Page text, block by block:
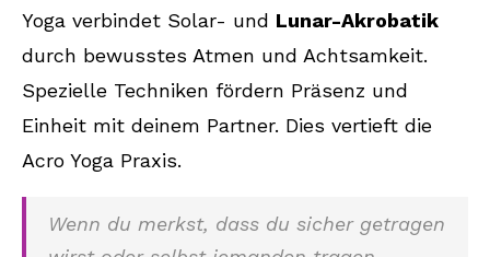
Yoga verbindet Solar- und Lunar-Akrobatik
durch bewusstes Atmen und Achtsamkeit.
Spezielle Techniken fördern Präsenz und
Einheit mit deinem Partner. Dies vertieft die
Acro Yoga Praxis.
Wenn du merkst, dass du sicher getragen